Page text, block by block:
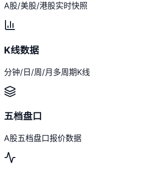
A股/美股/港股实时快照
K线数据
分钟/日/周/月多周期K线
五档盘口
A股五档盘口报价数据